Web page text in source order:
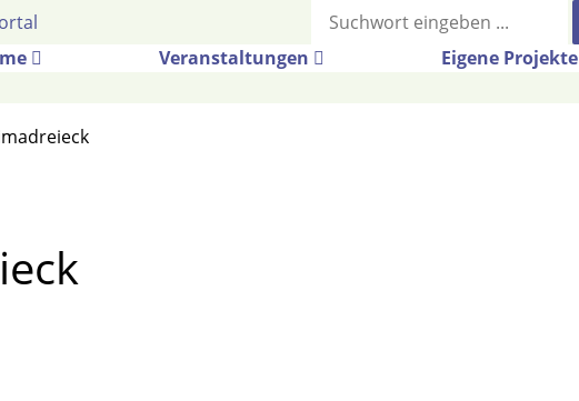
Suche
Veranstaltungen Eigene Projekte